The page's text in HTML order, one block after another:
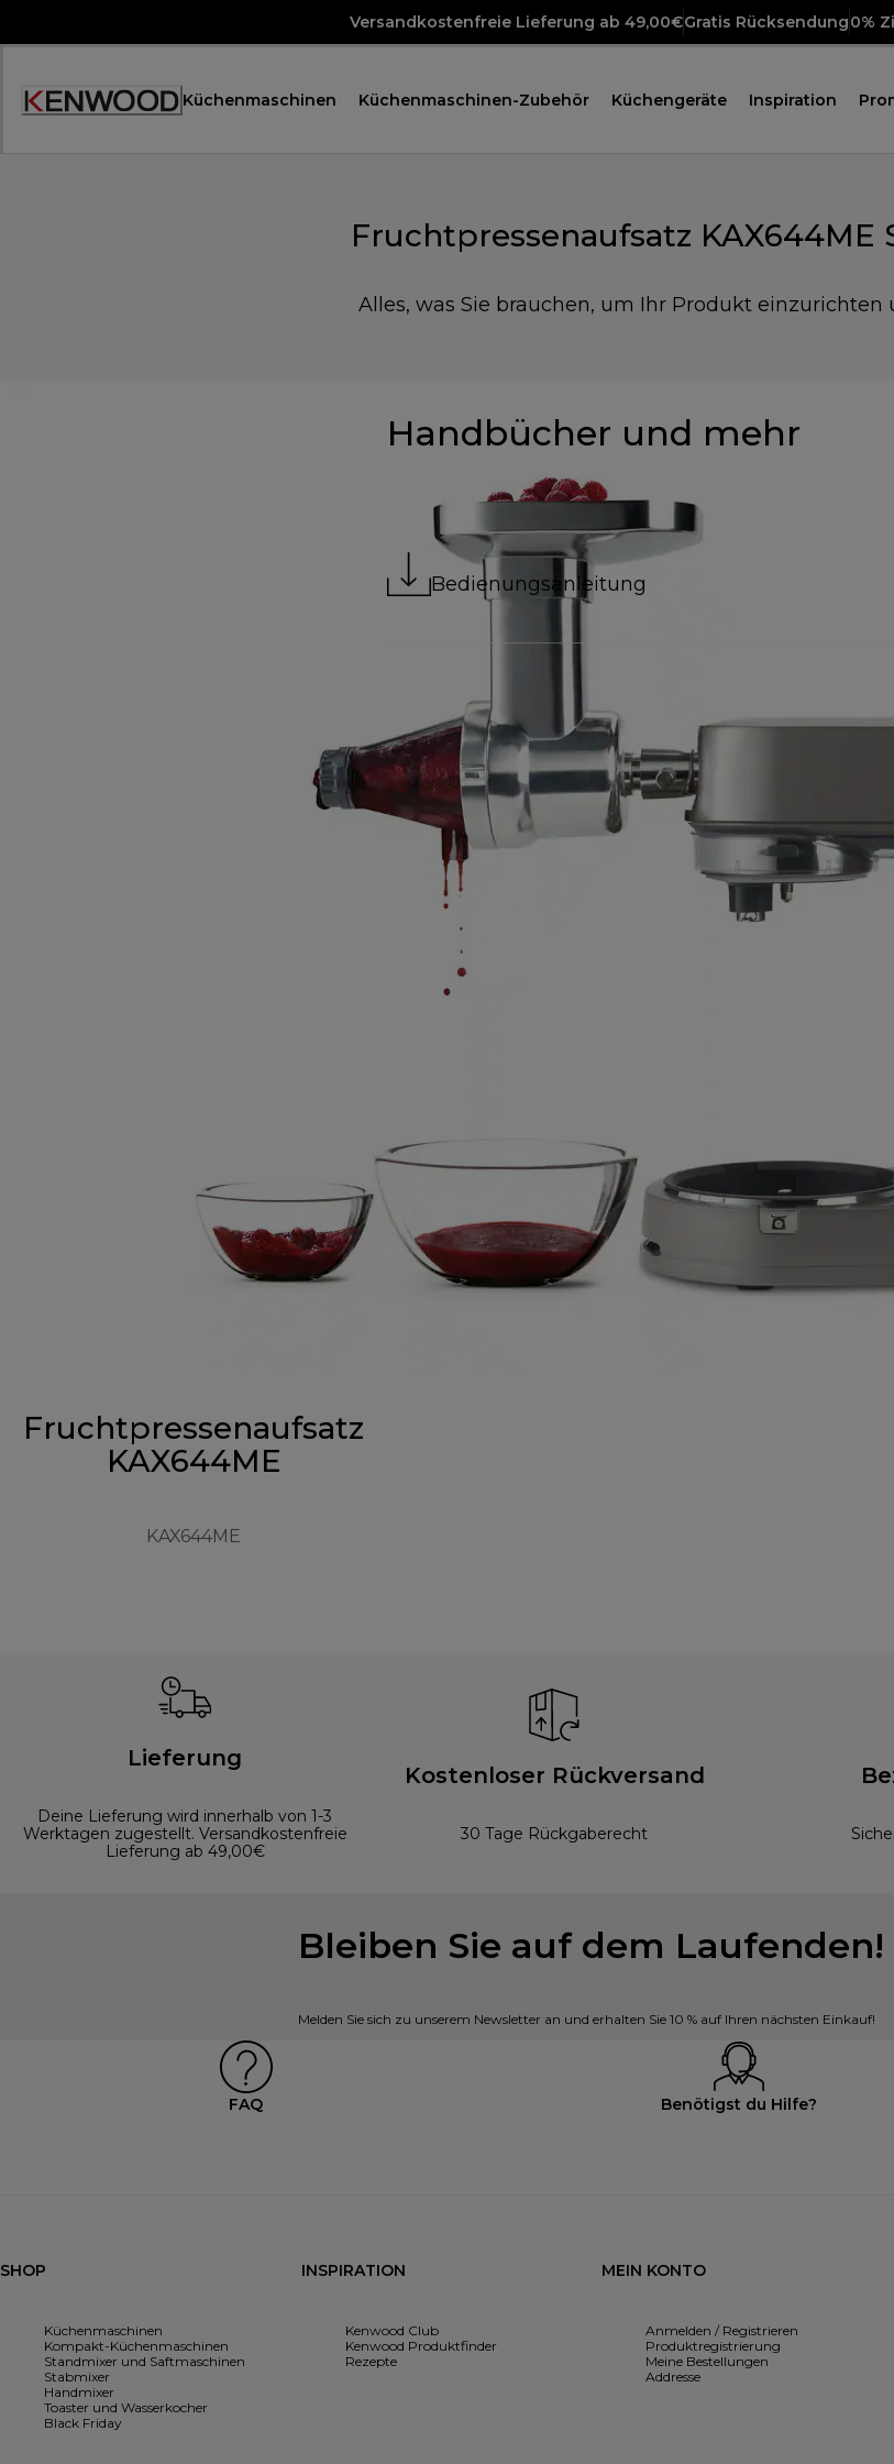
Versandkostenfreie Lieferung ab 49,00€Gratis Rücksendung0%
Accessibility
Küchenmaschinen Küchenmaschinen-Zubehör Küchengeräte Inspiration
Fruchtpressenaufsatz KAX644ME
Alles, was Sie brauchen, um Ihr Produkt
Fruchtpressenaufsatz
KAX644ME
KAX644ME
Handbücher und mehr
Bedienungsanleitung
Lieferung
Deine Lieferung wird innerhalb von 1-3
Werktagen zugestellt. Versandkostenfreie
Lieferung ab 49,00€
Kostenloser Rückversand
30 Tage Rückgaberecht
Bleiben Sie auf dem Laufenden!
Melden Sie sich zu unserem Newsletter an und erhalten Sie 10 % auf Ihren nächsten Einkauf!
FAQ Benötigst du Hilfe?
SHOP
Küchenmaschinen
Kompakt-Küchenmaschinen
Standmixer und Saftmaschinen
Stabmixer
Handmixer
Toaster und Wasserkocher
Black Friday
INSPIRATION
Kenwood Club
Kenwood Produktfinder
Rezepte
MEIN KONTO
Anmelden / Registrieren
Produktregistrierung
Meine Bestellungen
Addresse